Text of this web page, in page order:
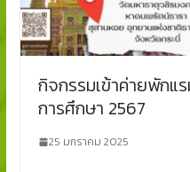
กิจกรรมเข้าค่ายพักแ
การศึกษา 2567
25 มกราคม 2025